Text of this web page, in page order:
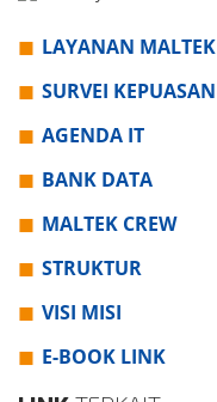
LAYANAN MALTEK
SURVEI KEPUASAN
AGENDA IT
BANK DATA
MALTEK CREW
STRUKTUR
VISI MISI
E-BOOK LINK